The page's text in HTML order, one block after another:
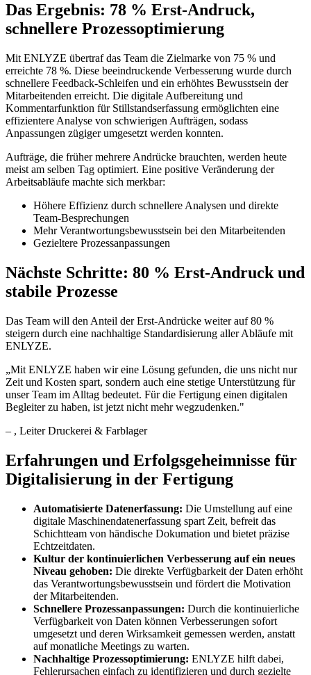
Das Ergebnis: 78 % Erst-Andruck,
schnellere Prozessoptimierung
Mit ENLYZE übertraf das Team die Zielmarke von 75 % und
erreichte 78 %. Diese beeindruckende Verbesserung wurde durch
schnellere Feedback-Schleifen und ein erhöhtes Bewusstsein der
Mitarbeitenden erreicht. Die digitale Aufbereitung und
Kommentarfunktion für Stillstandserfassung ermöglichten eine
effizientere Analyse von schwierigen Aufträgen, sodass
Anpassungen zügiger umgesetzt werden konnten.
Aufträge, die früher mehrere Andrücke brauchten, werden heute
meist am selben Tag optimiert. Eine positive Veränderung der
Arbeitsabläufe machte sich merkbar:
Höhere Effizienz durch schnellere Analysen und direkte
Team-Besprechungen
Mehr Verantwortungsbewusstsein bei den Mitarbeitenden
Gezieltere Prozessanpassungen
Nächste Schritte: 80 % Erst-Andruck und
stabile Prozesse
Das Team will den Anteil der Erst-Andrücke weiter auf 80 %
steigern durch eine nachhaltige Standardisierung aller Abläufe mit
ENLYZE.
„Mit ENLYZE haben wir eine Lösung gefunden, die uns nicht nur
Zeit und Kosten spart, sondern auch eine stetige Unterstützung für
unser Team im Alltag bedeutet. Für die Fertigung einen digitalen
Begleiter zu haben, ist jetzt nicht mehr wegzudenken."
– , Leiter Druckerei & Farblager
Erfahrungen und Erfolgsgeheimnisse für
Digitalisierung in der Fertigung
Automatisierte Datenerfassung: Die Umstellung auf eine
digitale Maschinendatenerfassung spart Zeit, befreit das
Schichtteam von händische Dokumation und bietet präzise
Echtzeitdaten.
Kultur der kontinuierlichen Verbesserung auf ein neues
Niveau gehoben: Die direkte Verfügbarkeit der Daten erhöht
das Verantwortungsbewusstsein und fördert die Motivation
der Mitarbeitenden.
Schnellere Prozessanpassungen: Durch die kontinuierliche
Verfügbarkeit von Daten können Verbesserungen sofort
umgesetzt und deren Wirksamkeit gemessen werden, anstatt
auf monatliche Meetings zu warten.
Nachhaltige Prozessoptimierung: ENLYZE hilft dabei,
Fehlerursachen einfach zu identifizieren und durch gezielte